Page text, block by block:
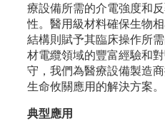
療設備所需的介電強度和
性。醫用級材料確保生物
結構則賦予其臨床操作所
材電纜領域的豐富經驗和
守，我們為醫療設備製造
生命攸關應用的解決方案。
典型應用